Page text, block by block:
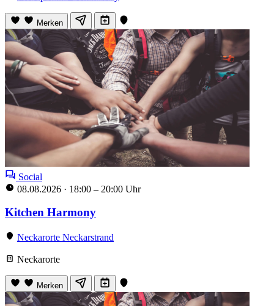
Merken
Social
08.08.2026 · 18:00 – 20:00 Uhr
Kitchen Harmony
Neckarorte Neckarstrand
Neckarorte
Merken